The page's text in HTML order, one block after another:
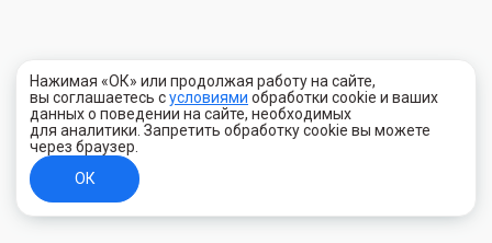
Нажимая «ОК» или продолжая работу на сайте,
вы соглашаетесь сусловиями обработки cookie и ваших
данных о поведении на сайте, необходимых
для аналитики. Запретить обработку cookie вы можете
через браузер.
ОК